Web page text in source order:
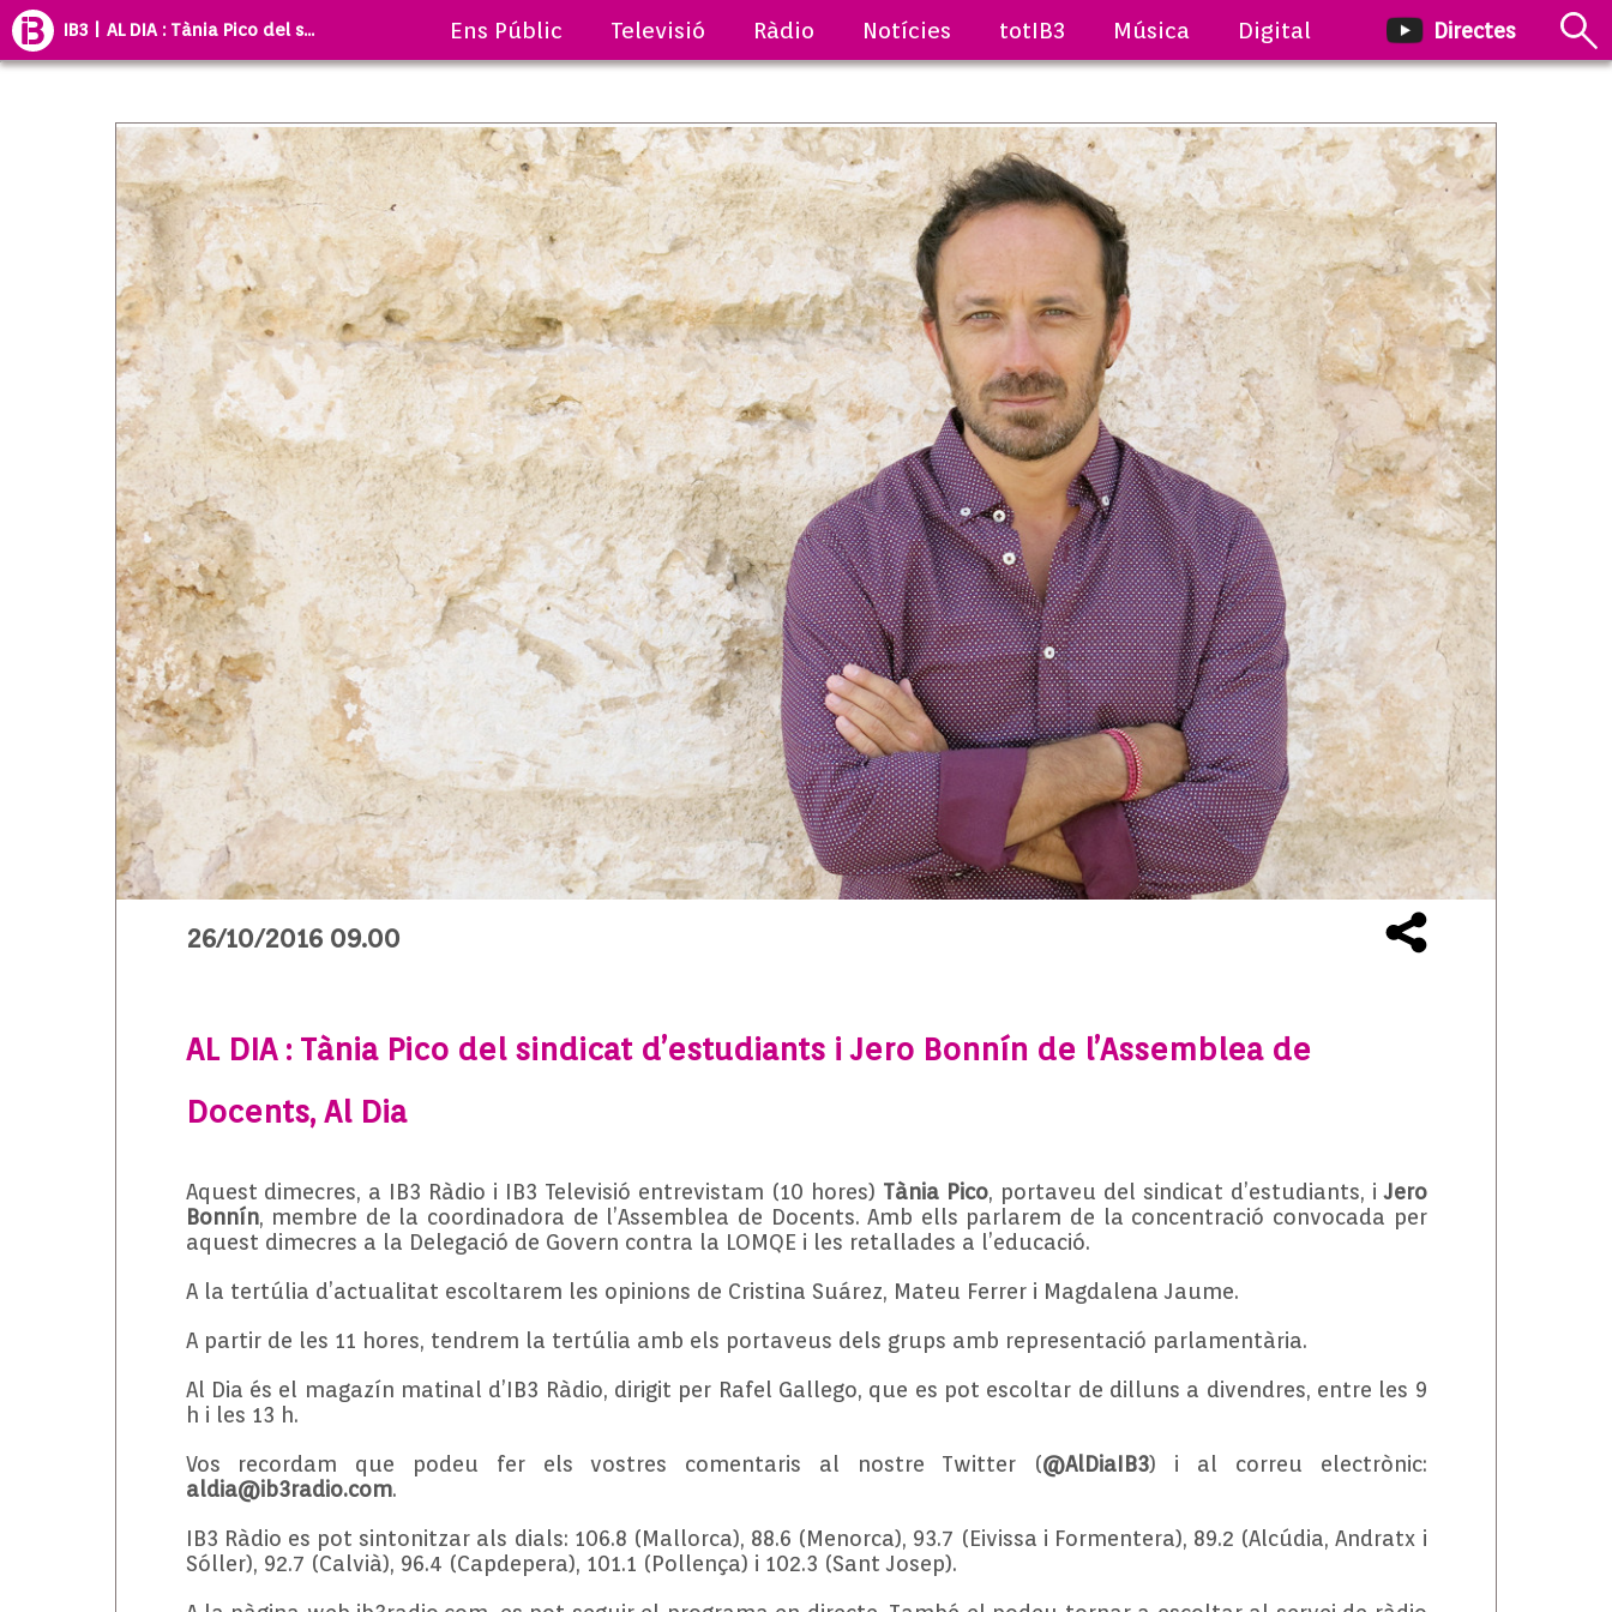
IB3 | AL DIA : Tània Pico del s... Ens Públic Televisió Ràdio Notícies totIB3 Música Digital Directes
26/10/2016 09.00
AL DIA : Tània Pico del sindicat d’estudiants i Jero Bonnín de l’Assemblea de
Docents, Al Dia
Aquest dimecres, a IB3 Ràdio i IB3 Televisió entrevistam (10 hores) Tània Pico, portaveu del sindicat d’estudiants, iJero
Bonnín, membre de la coordinadora de l’Assemblea de Docents. Amb ells parlarem de la concentració convocada per
aquest dimecres a la Delegació de Govern contra la LOMQE i les retallades a l’educació.
A la tertúlia d’actualitat escoltarem les opinions de Cristina Suárez, Mateu Ferrer i Magdalena Jaume.
A partir de les 11 hores, tendrem la tertúlia amb els portaveus dels grups amb representació parlamentària.
Al Dia és el magazín matinal d’IB3 Ràdio, dirigit per Rafel Gallego, que es pot escoltar de dilluns a divendres, entre les 9
h i les 13 h.
Vos recordam que podeu fer els vostres comentaris al nostre Twitter (@AlDiaIB3) i al correu electrònic:
aldia@ib3radio.com.
IB3 Ràdio es pot sintonitzar als dials: 106.8 (Mallorca), 88.6 (Menorca), 93.7 (Eivissa i Formentera), 89.2 (Alcúdia, Andratx i
Sóller), 92.7 (Calvià), 96.4 (Capdepera), 101.1 (Pollença) i 102.3 (Sant Josep).